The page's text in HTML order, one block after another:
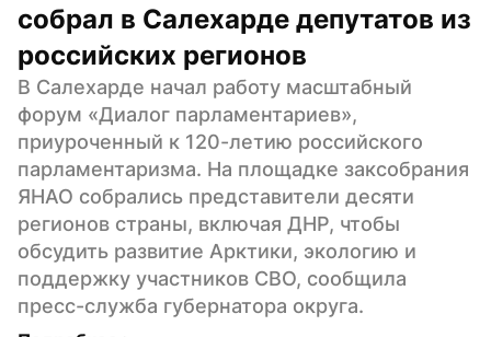
собрал в Салехарде депутатов из
российских регионов
В Салехарде начал работу масштабный
форум «Диалог парламентариев»,
приуроченный к 120-летию российского
парламентаризма. На площадке заксобрания
ЯНАО собрались представители десяти
регионов страны, включая ДНР, чтобы
обсудить развитие Арктики, экологию и
поддержку участников СВО, сообщила
пресс-служба губернатора округа.